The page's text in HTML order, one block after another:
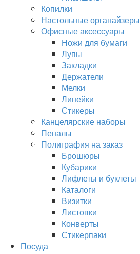
Копилки
Настольные органайзеры
Офисные аксессуары
Ножи для бумаги
Лупы
Закладки
Держатели
Мелки
Линейки
Стикеры
Канцелярские наборы
Пеналы
Полиграфия на заказ
Брошюры
Кубарики
Лифлеты и буклеты
Каталоги
Визитки
Листовки
Конверты
Стикерпаки
Посуда